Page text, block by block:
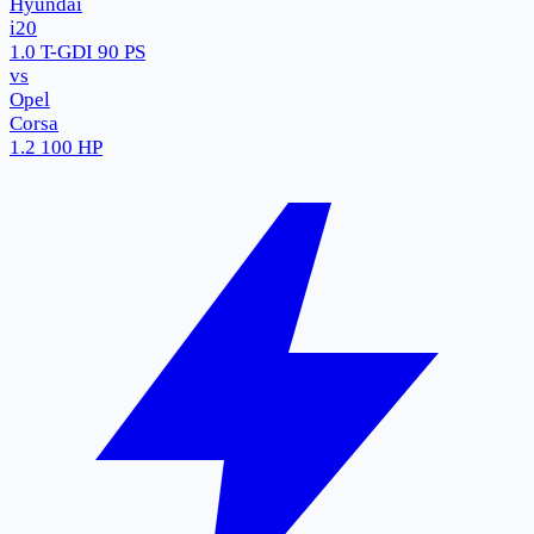
i20
1.0 T-GDI 90 PS
vs
Opel
Corsa
1.2 100 HP